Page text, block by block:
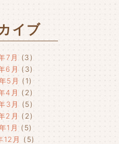
イブ
7月
(3)
6月 (3)
5月 (1)
4月 (2)
3月
(5)
2月 (2)
1月 (5)
月
(5)